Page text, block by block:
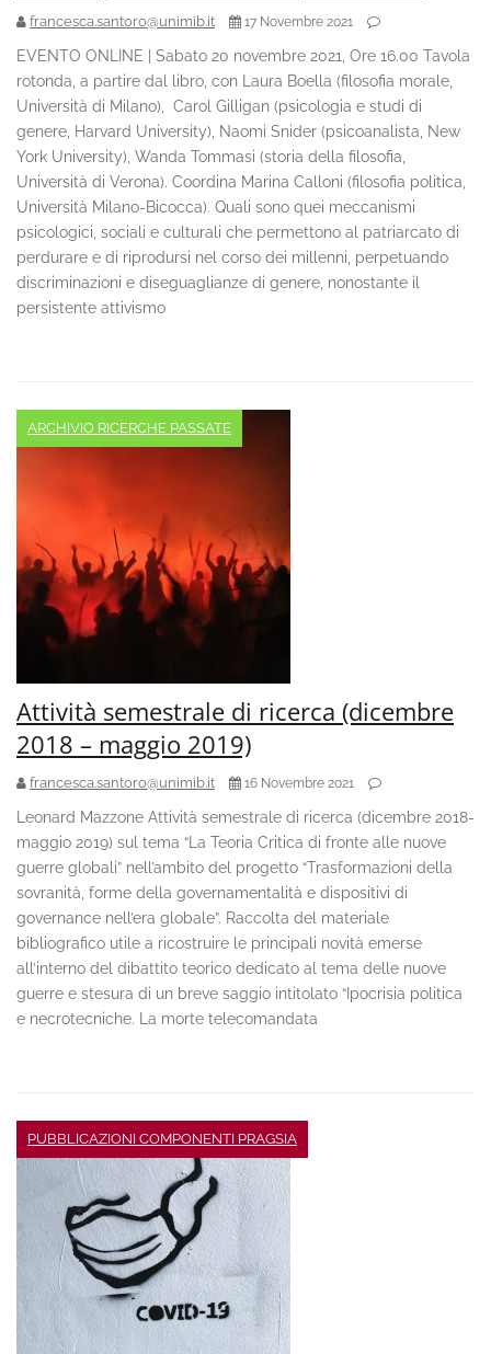
francesca.santoro@unimib.it 17 Novembre 2021
EVENTO ONLINE | Sabato 20 novembre 2021, Ore 16.00 Tavola
rotonda, a partire dal libro, con Laura Boella (filosofia morale,
Università di Milano), Carol Gilligan (psicologia e studi di
genere, Harvard University), Naomi Snider (psicoanalista, New
York University), Wanda Tommasi (storia della filosofia,
Università di Verona). Coordina Marina Calloni (filosofia politica,
Università Milano-Bicocca). Quali sono quei meccanismi
psicologici, sociali e culturali che permettono al patriarcato di
perdurare e di riprodursi nel corso dei millenni, perpetuando
discriminazioni e diseguaglianze di genere, nonostante il
persistente attivismo
ARCHIVIO RICERCHE PASSATE
Attività semestrale di ricerca (dicembre
2018 – maggio 2019)
francesca.santoro@unimib.it 16 Novembre 2021
Leonard Mazzone Attività semestrale di ricerca (dicembre 2018-
maggio 2019) sul tema “La Teoria Critica di fronte alle nuove
guerre globali” nell’ambito del progetto “Trasformazioni della
sovranità, forme della governamentalità e dispositivi di
governance nell’era globale”. Raccolta del materiale
bibliografico utile a ricostruire le principali novità emerse
all’interno del dibattito teorico dedicato al tema delle nuove
guerre e stesura di un breve saggio intitolato “Ipocrisia politica
e necrotecniche. La morte telecomandata
PUBBLICAZIONI COMPONENTI PRAGSIA